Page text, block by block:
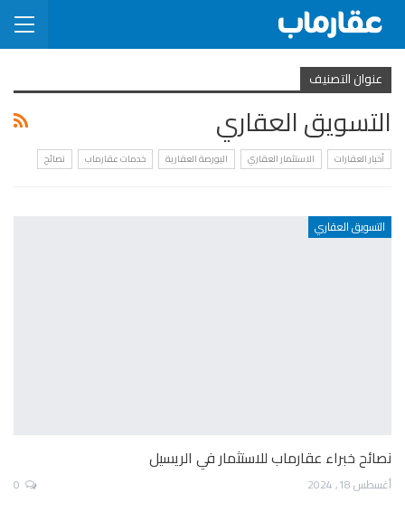
عنوان التصنيف
التسويق العقاري
أخبار العقارات الاستثمار العقاري البورصة العقارية خدمات عقارماب نصائح
التسويق العقاري
نصائح خبراء عقارماب للاستثمار في الريسيل
أغسطس 18, 2024